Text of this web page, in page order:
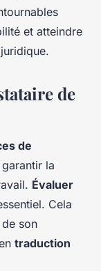
et atteindre
de
de
la
Évaluer
Cela
son
traduction